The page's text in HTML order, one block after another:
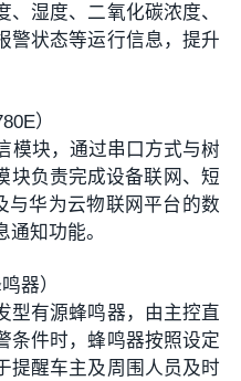
湿度、二氧化碳浓度、
警状态等运行信息，提升
）
模块，通过串口方式与树
块负责完成设备联网、短
与华为云物联网平台的数
知功能。
器）
型有源蜂鸣器，由主控直
条件时，蜂鸣器按照设定
提醒车主及周围人员及时